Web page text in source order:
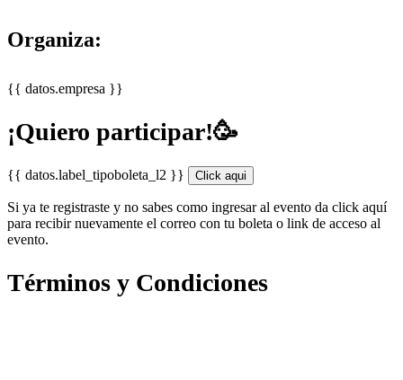
Organiza:
{{ datos.empresa }}
¡Quiero participar!🥳
{{ datos.label_tipoboleta_l2 }} Click aqui
Si ya te registraste y no sabes como ingresar al evento da click aquí
para recibir nuevamente el correo con tu boleta o link de acceso al
evento.
Términos y Condiciones